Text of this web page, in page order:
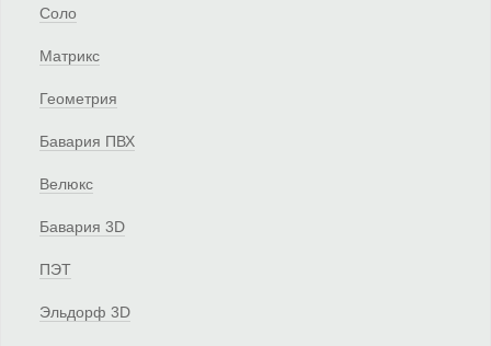
Соло
Матрикс
Геометрия
Бавария ПВХ
Велюкс
Бавария 3D
ПЭТ
Эльдорф 3D